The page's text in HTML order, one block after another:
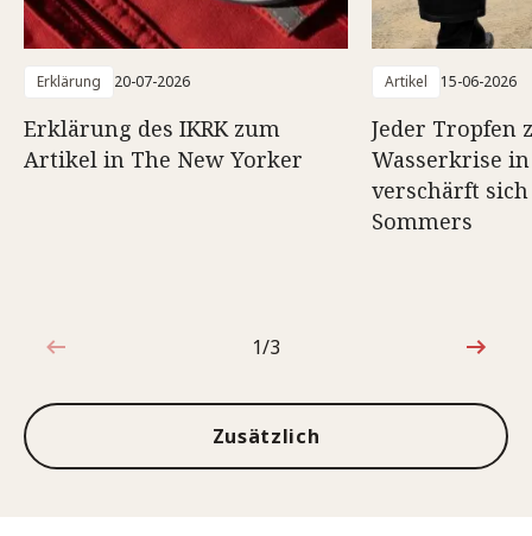
Erklärung 20-07-2026
Erklärung des IKRK zum
Artikel in The New Yorker
Artikel 15-06-2026
Jeder Tropfen
Wasserkrise in
verschärft
Sommers
1von3
1/3
Zusätzlich